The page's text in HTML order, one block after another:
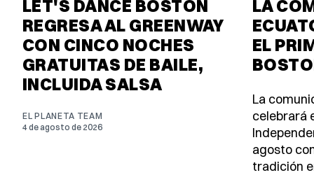
LET'S DANCE BOSTON
REGRESA AL GREENWAY
CON CINCO NOCHES
GRATUITAS DE BAILE,
INCLUIDA SALSA
EL PLANETA TEAM
4 de agosto de 2026
LA
EL
La
celebrará
agosto
tradición